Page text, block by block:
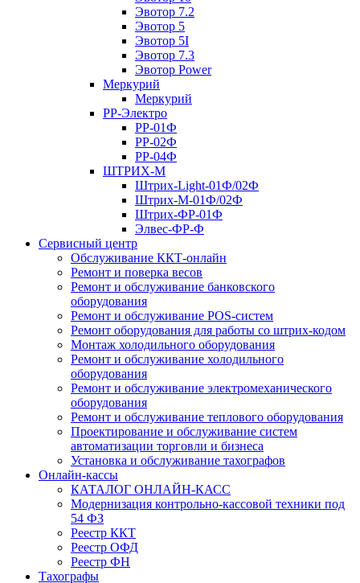
Эвотор 7.2
Эвотор 5
Эвотор 5I
Эвотор 7.3
Эвотор Power
Меркурий
Меркурий
РР-Электро
РР-01Ф
РР-02Ф
РР-04Ф
ШТРИХ-М
Штрих-Light-01Ф/02Ф
Штрих-М-01Ф/02Ф
Штрих-ФР-01Ф
Элвес-ФР-Ф
Сервисный центр
Обслуживание ККТ-онлайн
Ремонт и поверка весов
Ремонт и обслуживание банковского
оборудования
Ремонт и обслуживание POS-систем
Ремонт оборудования для работы со штрих-кодом
Монтаж холодильного оборудования
Ремонт и обслуживание холодильного
оборудования
Ремонт и обслуживание электромеханического
оборудования
Ремонт и обслуживание теплового оборудования
Проектирование и обслуживание систем
автоматизации торговли и бизнеса
Установка и обслуживание тахографов
Онлайн-кассы
КАТАЛОГ ОНЛАЙН-КАСС
Модернизация контрольно-кассовой техники под
54 ФЗ
Реестр ККТ
Реестр ОФД
Реестр ФН
Тахографы